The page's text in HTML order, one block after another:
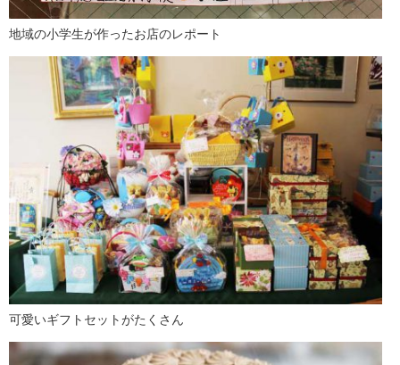
地域の小学生が作ったお店のレポート
可愛いギフトセットがたくさん